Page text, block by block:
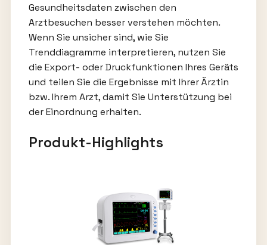
Gesundheitsdaten zwischen den
Arztbesuchen besser verstehen möchten.
Wenn Sie unsicher sind, wie Sie
Trenddiagramme interpretieren, nutzen Sie
die Export- oder Druckfunktionen Ihres Geräts
und teilen Sie die Ergebnisse mit Ihrer Ärztin
bzw. Ihrem Arzt, damit Sie Unterstützung bei
der Einordnung erhalten.
Produkt-Highlights